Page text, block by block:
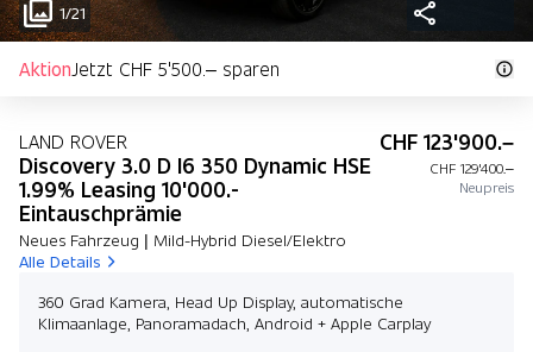
1/21
AktionJetzt CHF 5'500.– sparen
LAND ROVER
Discovery 3.0 D I6 350 Dynamic HSE
1.99% Leasing 10'000.-
Eintauschprämie
Neues Fahrzeug | Mild-Hybrid Diesel/Elektro
Alle Details
CHF 123'900.–
CHF 129'400.–
Neupreis
360 Grad Kamera, Head Up Display, automatische
Klimaanlage, Panoramadach, Android + Apple Carplay